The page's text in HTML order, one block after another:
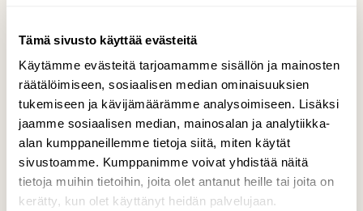
Tämä sivusto käyttää evästeitä
Käytämme evästeitä tarjoamamme sisällön ja mainosten
räätälöimiseen, sosiaalisen median ominaisuuksien
tukemiseen ja kävijämäärämme analysoimiseen. Lisäksi
jaamme sosiaalisen median, mainosalan ja analytiikka-
alan kumppaneillemme tietoja siitä, miten käytät
sivustoamme. Kumppanimme voivat yhdistää näitä
tietoja muihin tietoihin, joita olet antanut heille tai joita on
kerätty, kun olet käyttänyt heidän palvelujaan.
0,3 gramman.
”Ero näyttää pieneltä, mutta kun on kyse
miljoonista kiloista, on sen merkitys mustikoita
syöville eläimille suuri.”
Lisäksi on tukku pienialaisia paikallisia
ongelmia. Talvehtivista perhosista eräät
kääriäiset munivat mustikan kukkiin ja niiden